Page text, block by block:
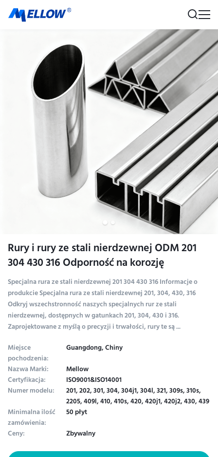
Rury i rury ze stali nierdzewnej ODM 201
304 430 316 Odporność na korozję
Specjalna rura ze stali nierdzewnej 201 304 430 316 Informacje o
produkcie Specjalna rura ze stali nierdzewnej 201, 304, 430, 316
Odkryj wszechstronność naszych specjalnych rur ze stali
nierdzewnej, dostępnych w gatunkach 201, 304, 430 i 316.
Zaprojektowane z myślą o precyzji i trwałości, rury te są ...
Miejsce
pochodzenia:
Guangdong, Chiny
Nazwa Marki:
Mellow
Certyfikacja: ISO9001&ISO14001
Numer modelu: 201, 202, 301, 304, 304j1, 304l, 321, 309s, 310s,
2205, 409l, 410, 410s, 420, 420j1, 420j2, 430, 439
Minimalna ilość
zamówienia:
50 płyt
Ceny:
Zbywalny